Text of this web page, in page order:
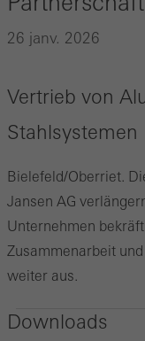
26 janv. 2026
Vertrieb von
Stahlsystemen
Bielefeld/Oberriet.
Jansen AG
Unternehmen
Zusammenarbeit
weiter aus.
Downloads